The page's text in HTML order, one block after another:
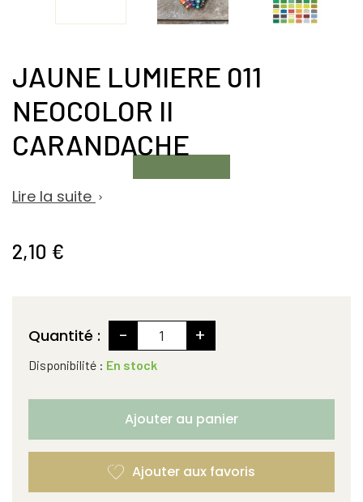
JAUNE LUMIERE 011
NEOCOLOR II
CARANDACHE
Lire la suite 
2,10 €
Quantité : - +
Disponibilité : En stock
Ajouter au panier